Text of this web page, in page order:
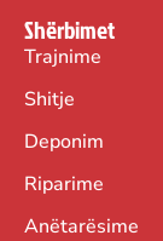
Shërbimet
Trajnime
Shitje
Deponim
Riparime
Anëtarësime